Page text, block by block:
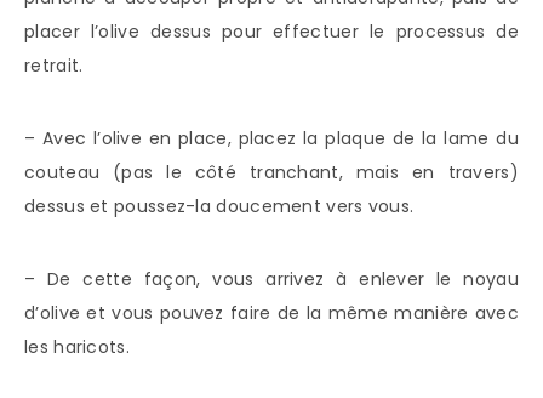
placer l’olive dessus pour effectuer le processus de
retrait.
– Avec l’olive en place, placez la plaque de la lame du
couteau (pas le côté tranchant, mais en travers)
dessus et poussez-la doucement vers vous.
– De cette façon, vous arrivez à enlever le noyau
d’olive et vous pouvez faire de la même manière avec
les haricots.